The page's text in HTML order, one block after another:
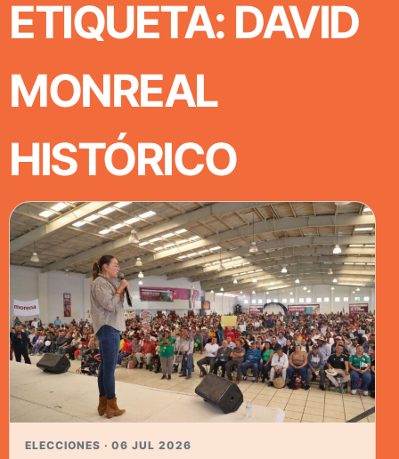
ETIQUETA: DAVID
MONREAL
HISTÓRICO
ELECCIONES · 06 JUL 2026